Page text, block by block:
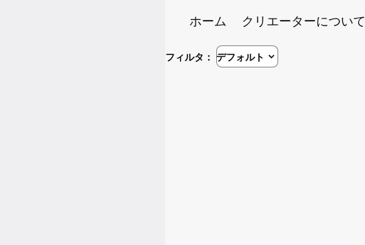
ホーム クリエーターについて
フィルタ： デフォルト